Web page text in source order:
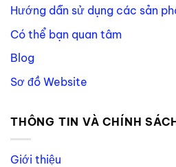
Hướng dẫn sử dụng các sản
Có thể bạn quan tâm
Blog
Sơ đồ Website
THÔNG TIN VÀ CHÍNH
Giới thiệu